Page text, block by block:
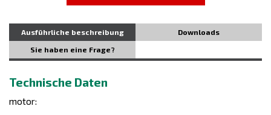
Ausführliche beschreibung Downloads
Sie haben eine Frage?
Technische Daten
motor: